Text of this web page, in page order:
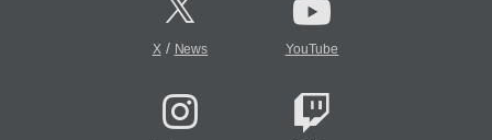
X/ News YouTube